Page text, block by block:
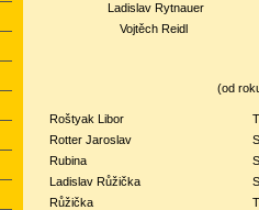
Ladislav Rytnauer
Vojtěch Reidl
(od
Roštyak Libor
Rotter Jaroslav
Rubina
Ladislav Růžička
Růžička